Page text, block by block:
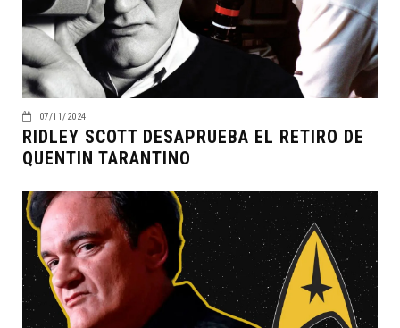
07/11/2024
RIDLEY SCOTT DESAPRUEBA EL RETIRO DE
QUENTIN TARANTINO